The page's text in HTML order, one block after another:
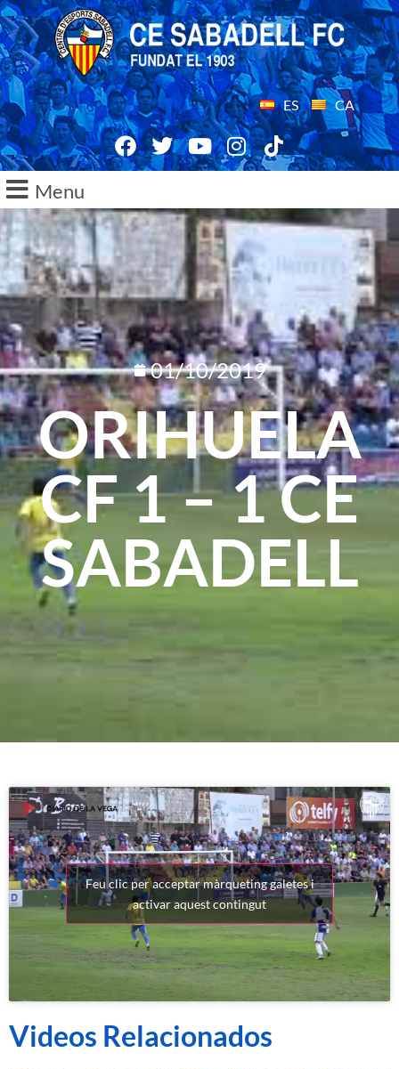
ES CA
Menu
01/10/2019
ORIHUELA
CF 1 – 1 CE
SABADELL
Feu clic per acceptar màrqueting galetes i
activar aquest contingut
Videos Relacionados